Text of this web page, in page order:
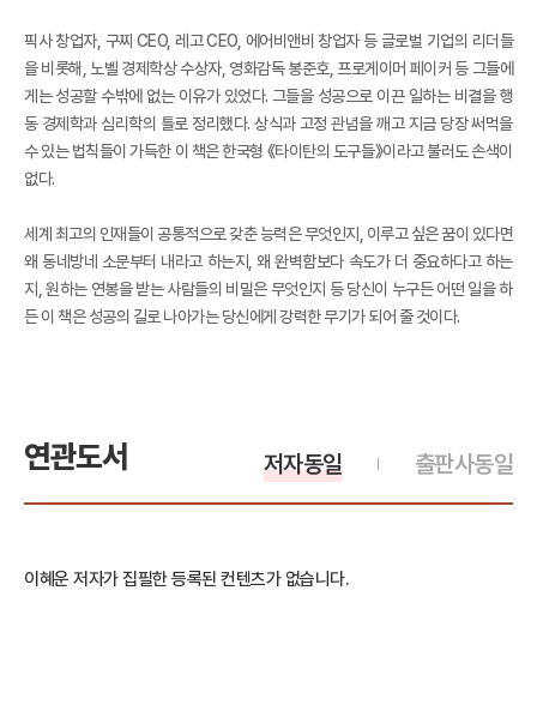
픽사 창업자, 구찌 CEO, 레고 CEO, 에어비앤비 창업자 등 글로벌 기업의 리더들
을 비롯해, 노벨 경제학상 수상자, 영화감독 봉준호, 프로게이머 페이커 등 그들에
게는 성공할 수밖에 없는 이유가 있었다. 그들을 성공으로 이끈 일하는 비결을 행
동 경제학과 심리학의 틀로 정리했다. 상식과 고정 관념을 깨고 지금 당장 써먹을
수 있는 법칙들이 가득한 이 책은 한국형 《타이탄의 도구들》이라고 불러도 손색이
없다.
세계 최고의 인재들이 공통적으로 갖춘 능력은 무엇인지, 이루고 싶은 꿈이 있다면
왜 동네방네 소문부터 내라고 하는지, 왜 완벽함보다 속도가 더 중요하다고 하는
지, 원하는 연봉을 받는 사람들의 비밀은 무엇인지 등 당신이 누구든 어떤 일을 하
든 이 책은 성공의 길로 나아가는 당신에게 강력한 무기가 되어 줄 것이다.
연관도서 출판사동일
저자동일
이혜운 저자가 집필한 등록된 컨텐츠가 없습니다.